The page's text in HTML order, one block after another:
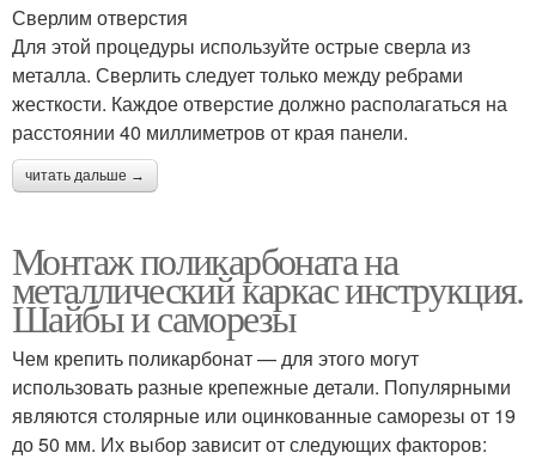
Сверлим отверстия
Для этой процедуры используйте острые сверла из
металла. Сверлить следует только между ребрами
жесткости. Каждое отверстие должно располагаться на
расстоянии 40 миллиметров от края панели.
читать дальше →
Монтаж поликарбоната на
металлический каркас инструкция.
Шайбы и саморезы
Чем крепить поликарбонат — для этого могут
использовать разные крепежные детали. Популярными
являются столярные или оцинкованные саморезы от 19
до 50 мм. Их выбор зависит от следующих факторов: